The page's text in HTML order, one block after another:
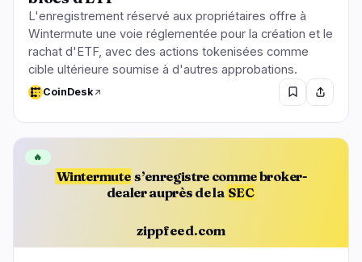
L'enregistrement réservé aux propriétaires offre à
Wintermute une voie réglementée pour la création et le
rachat d'ETF, avec des actions tokenisées comme
cible ultérieure soumise à d'autres approbations.
CoinDesk
Wintermute s’enregistre comme broker-
dealer auprès de la SEC
zippfeed.com
🔥